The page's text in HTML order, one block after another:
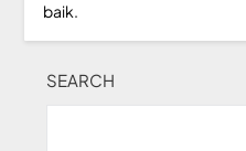
baik.
SEARCH